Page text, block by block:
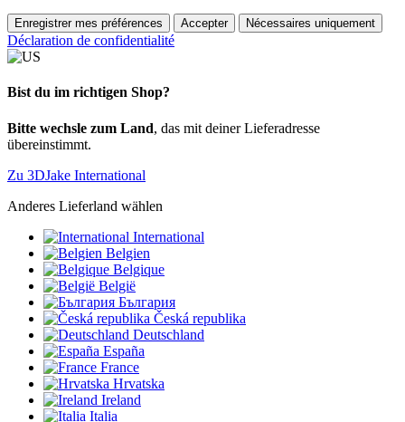
Enregistrer mes préférences Accepter Nécessaires uniquement
Déclaration de confidentialité
Bist du im richtigen Shop?
Bitte wechsle zum Land, das mit deiner Lieferadresse
übereinstimmt.
Zu 3DJake International
Anderes Lieferland wählen
International
Belgien
Belgique
België
България
Česká republika
Deutschland
España
France
Hrvatska
Ireland
Italia